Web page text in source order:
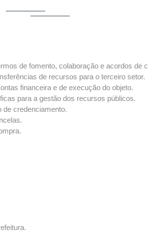
de fomento, colaboração e acordos de
de recursos para o terceiro setor.
financeira e de execução do objeto.
para a gestão dos recursos públicos.
de credenciamento.